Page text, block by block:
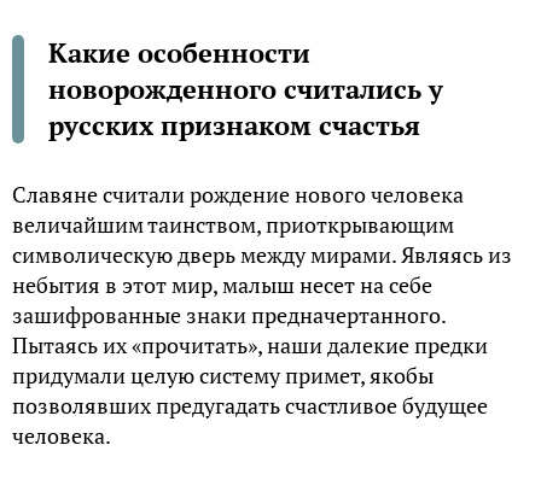
Какие особенности
новорожденного считались у
русских признаком счастья
Славяне считали рождение нового человека
величайшим таинством, приоткрывающим
символическую дверь между мирами. Являясь из
небытия в этот мир, малыш несет на себе
зашифрованные знаки предначертанного.
Пытаясь их «прочитать», наши далекие предки
придумали целую систему примет, якобы
позволявших предугадать счастливое будущее
человека.